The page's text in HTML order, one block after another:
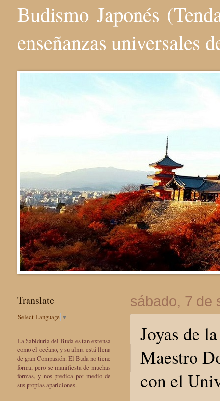
Budismo Japonés
enseñanzas universales
sábado, 7 de
Joyas de
Maestro
con el
Translate
Select Language ▼
La Sabiduría del Buda es tan extensa
como el océano, y su alma está llena
de gran Compasión. El Buda no tiene
forma, pero se manifiesta de muchas
formas, y nos predica por medio de
sus propias apariciones.